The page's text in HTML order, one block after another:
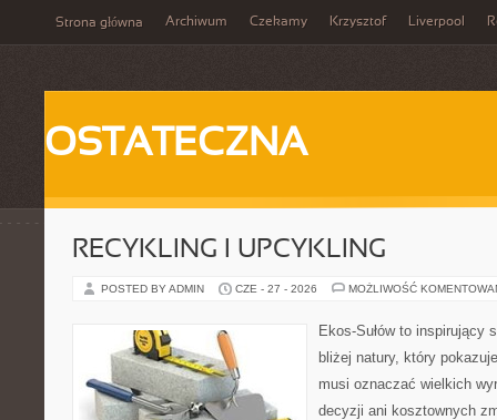
Strona główna Archiwum Czekamy Krzysztof Liverpool
OSTATECZNA
RECYKLING I UPCYKLING
POSTED BY ADMIN CZE - 27 - 2026 MOŻLIWOŚĆ
Ekos-Sułów to inspirujący
bliżej natury, który
musi oznaczać wielkich
decyzji ani kosztownych